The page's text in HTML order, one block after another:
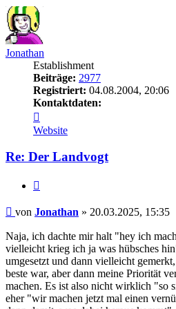
Jonathan
Establishment
Beiträge: 2977
Registriert: 04.08.2004, 20:06
Kontaktdaten:
von
Jonathan
Website
Re: Der Landvogt
Beitrag
von Jonathan » 20.03.2025, 15:35
Naja, ich dachte mir halt "hey ich
vielleicht krieg ich ja was hübsches
umgesetzt und dann vielleicht
beste war, aber dann meine Priorität
machen. Es ist also nicht wirklich "so
eher "wir machen jetzt mal einen